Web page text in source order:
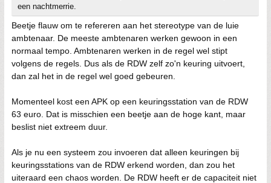
een nachtmerrie.
Beetje flauw om te refereren aan het stereotype van de luie
ambtenaar. De meeste ambtenaren werken gewoon in een
normaal tempo. Ambtenaren werken in de regel wel stipt
volgens de regels. Dus als de RDW zelf zo'n keuring uitvoert,
dan zal het in de regel wel goed gebeuren.
Momenteel kost een APK op een keuringsstation van de RDW
63 euro. Dat is misschien een beetje aan de hoge kant, maar
beslist niet extreem duur.
Als je nu een systeem zou invoeren dat alleen keuringen bij
keuringsstations van de RDW erkend worden, dan zou het
uiteraard een chaos worden. De RDW heeft er de capaciteit niet